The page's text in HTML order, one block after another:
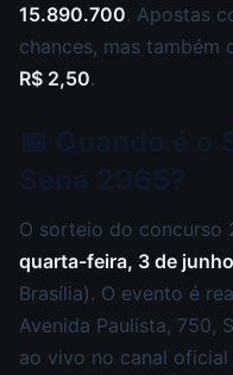
15.890.700. Apostas
chances, mas também
R$ 2,50.
O sorteio do concurso
quarta-feira, 3 de
Brasília). O evento é
Avenida Paulista, 750,
ao vivo no canal